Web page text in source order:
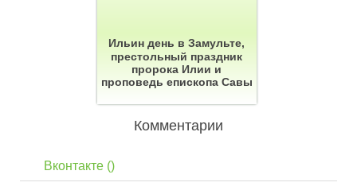
Ильин день в Замульте,
престольный праздник
пророка Илии и
проповедь епископа Савы
Комментарии
Вконтакте ()